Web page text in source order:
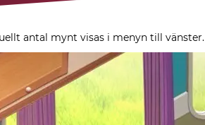
antal mynt visas i menyn till vänster.